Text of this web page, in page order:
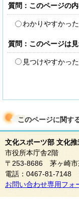
質問：このページの
わかりやすかった
質問：このページは
見つけやすかった
このページに関す
文化スポーツ部 文化
市役所本庁舎2階
〒253-8686 茅ヶ崎市
電話：0467-81-7148
お問い合わせ専用フォ